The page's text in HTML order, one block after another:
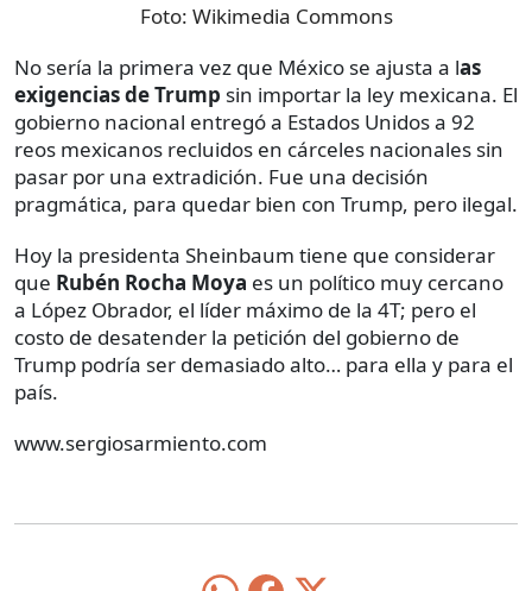
Foto: Wikimedia Commons
No sería la primera vez que México se ajusta a las
exigencias de Trump sin importar la ley mexicana. El
gobierno nacional entregó a Estados Unidos a 92
reos mexicanos recluidos en cárceles nacionales sin
pasar por una extradición. Fue una decisión
pragmática, para quedar bien con Trump, pero ilegal.
Hoy la presidenta Sheinbaum tiene que considerar
que Rubén Rocha Moya es un político muy cercano
a López Obrador, el líder máximo de la 4T; pero el
costo de desatender la petición del gobierno de
Trump podría ser demasiado alto… para ella y para el
país.
www.sergiosarmiento.com